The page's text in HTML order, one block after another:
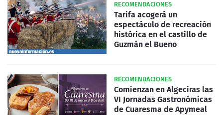
RECOMENDACIONES
Tarifa acogerá un
espectáculo de recreación
histórica en el castillo de
Guzmán el Bueno
RECOMENDACIONES
Comienzan en Algeciras las
VI Jornadas Gastronómicas
de Cuaresma de Apymeal